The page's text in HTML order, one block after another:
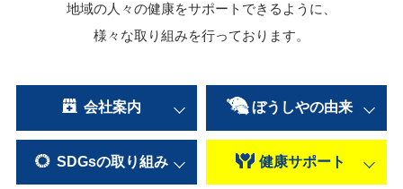
地域の人々の健康をサポートできるように、
様々な取り組みを行っております。
会社案内 ぼうしやの由来
SDGsの取り組み 健康サポート